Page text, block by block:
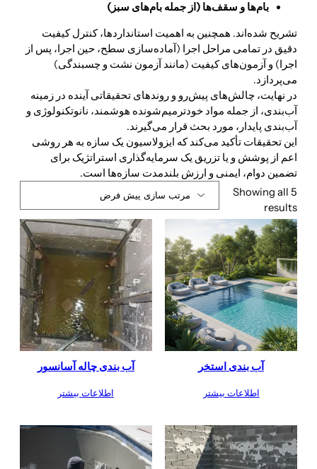
بام‌ها و سقف‌ها (از جمله بام‌های سبز)
تشریح شده‌اند. همچنین به اهمیت استانداردها، کنترل کیفیت
دقیق در تمامی مراحل اجرا (آماده‌سازی سطح، حین اجرا، پس از
اجرا) و آزمون‌های کیفیت (مانند آزمون نشت و چسبندگی)
می‌پردازد.
در نهایت، چالش‌های پیش‌رو و روندهای تحقیقاتی آینده در زمینه
آب‌بندی، از جمله مواد خودترمیم‌شونده هوشمند، نانوتکنولوژی و
آب‌بندی پایدار، مورد بحث قرار می‌گیرند.
این تحقیقات تأکید می‌کند که ایزولاسیون یک سازه به هر روشی
اعم از پوشش و یا تزریق یک سرمایه‌گذاری استراتژیک برای
تضمین دوام، ایمنی و ارزش بلندمدت سازه‌ها است.
Showing all 5
results
آب بندی استخر
اطلاعات بیشتر
آب بندی چاله آسانسور
اطلاعات بیشتر